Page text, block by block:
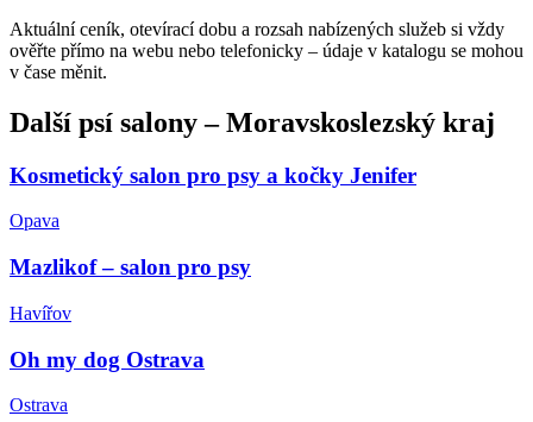
Aktuální ceník, otevírací dobu a rozsah nabízených služeb si vždy
ověřte přímo na webu nebo telefonicky – údaje v katalogu se mohou
v čase měnit.
Další psí salony–Moravskoslezský kraj
Kosmetický salon pro psy a kočky Jenifer
Opava
Mazlikof – salon pro psy
Havířov
Oh my dog Ostrava
Ostrava